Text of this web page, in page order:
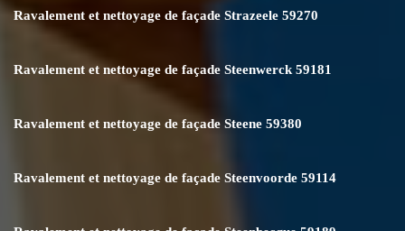
Ravalement et nettoyage de façade Strazeele 59270
Ravalement et nettoyage de façade Steenwerck 59181
Ravalement et nettoyage de façade Steene 59380
Ravalement et nettoyage de façade Steenvoorde 59114